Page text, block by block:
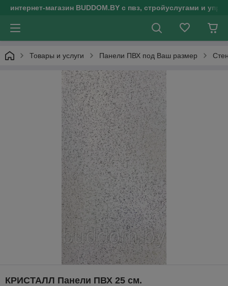
интернет-магазин BUDDOM.BY с пвз, стройуслугами и
Товары и услуги Панели ПВХ под Ваш размер
КРИСТАЛЛ Панели ПВХ 25 см.